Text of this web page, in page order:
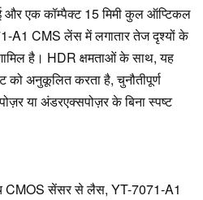
और एक कॉम्पैक्ट 15 मिमी कुल ऑप्टिकल
A1 CMS लेंस में लगातार तेज दृश्यों के
है। HDR क्षमताओं के साथ, यह
अनुकूलित करता है, चुनौतीपूर्ण
या अंडरएक्सपोज़र के बिना स्पष्ट
CMOS सेंसर से लैस, YT-7071-A1